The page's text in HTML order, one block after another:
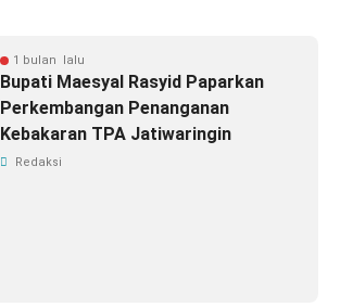
1 bulan lalu
Bupati Maesyal Rasyid Paparkan
Perkembangan Penanganan
Kebakaran TPA Jatiwaringin
Redaksi